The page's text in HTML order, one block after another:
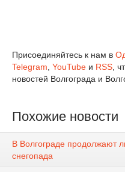
Присоединяйтесь к нам в
Telegram YouTube и RSS ,
новостей Волгограда и
Похожие новости
В Волгограде продолжают
снегопада